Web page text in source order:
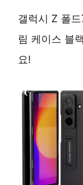
갤럭시 Z 폴
림 케이스 블
요!